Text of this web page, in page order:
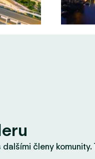
členy